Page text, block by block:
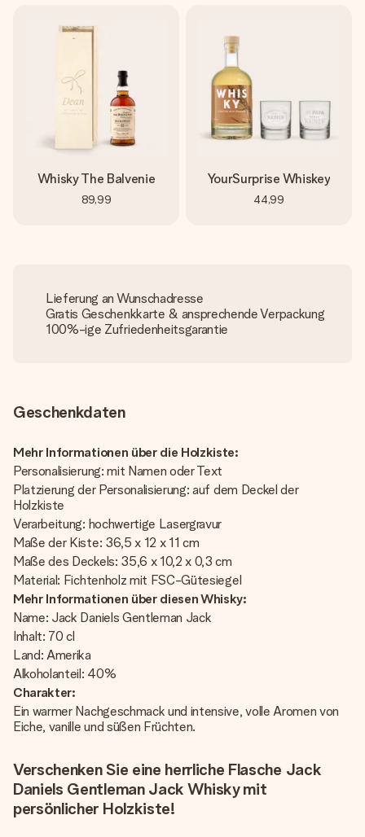
Whisky The Balvenie
89,99
YourSurprise Whiskey
44,99
Lieferung an Wunschadresse
Gratis Geschenkkarte & ansprechende Verpackung
100%-ige Zufriedenheitsgarantie
Geschenkdaten
Mehr Informationen über die Holzkiste:
Personalisierung: mit Namen oder Text
Platzierung der Personalisierung: auf dem Deckel der
Holzkiste
Verarbeitung: hochwertige Lasergravur
Maße der Kiste: 36,5 x 12 x 11 cm
Maße des Deckels: 35,6 x 10,2 x 0,3 cm
Material: Fichtenholz mit FSC-Gütesiegel
Mehr Informationen über diesen Whisky:
Name: Jack Daniels Gentleman Jack
Inhalt: 70 cl
Land: Amerika
Alkoholanteil: 40%
Charakter:
Ein warmer Nachgeschmack und intensive, volle Aromen von
Eiche, vanille und süßen Früchten.
Verschenken Sie eine herrliche Flasche Jack
Daniels Gentleman Jack Whisky mit
persönlicher Holzkiste!